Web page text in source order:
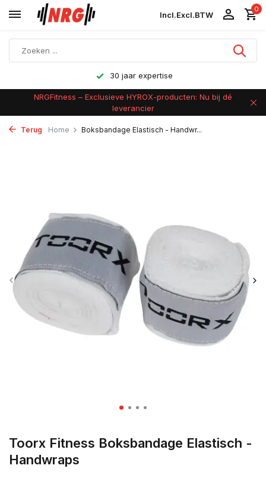
Incl.Excl.BTW
0
Achteraf betalen
NRGFitness – Exclusieve HYROX-producten: Nu bij dé
leverancier
Terug Home Boksbandage Elastisch - Handwr...
Toorx Fitness Boksbandage Elastisch -
Handwraps